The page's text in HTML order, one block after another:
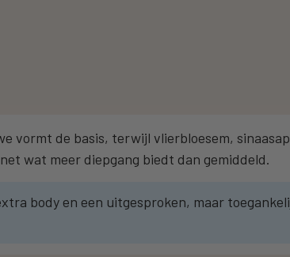
vormt de basis, terwijl vlierbloesem,
wat meer diepgang biedt dan gemiddeld.
body en een uitgesproken, maar